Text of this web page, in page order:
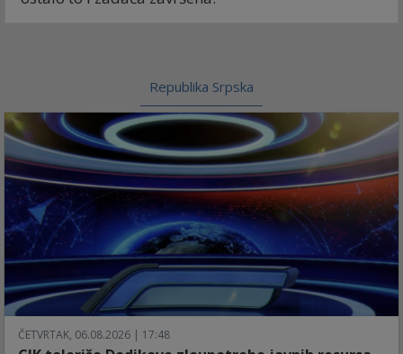
Republika Srpska
ČETVRTAK, 06.08.2026 | 17:48